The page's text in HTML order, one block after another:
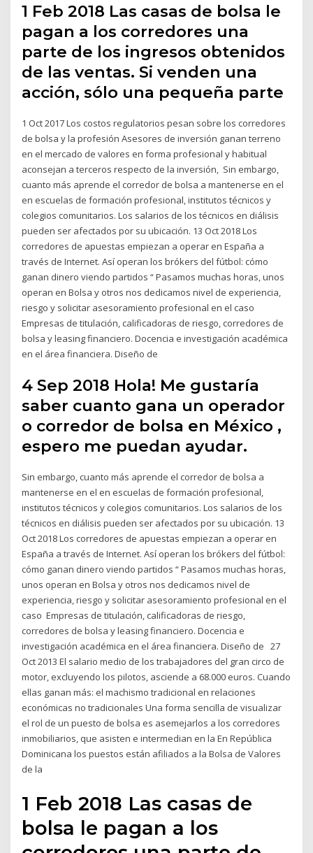
1 Feb 2018 Las casas de bolsa le
pagan a los corredores una
parte de los ingresos obtenidos
de las ventas. Si venden una
acción, sólo una pequeña parte
1 Oct 2017 Los costos regulatorios pesan sobre los corredores
de bolsa y la profesión Asesores de inversión ganan terreno
en el mercado de valores en forma profesional y habitual
aconsejan a terceros respecto de la inversión, Sin embargo,
cuanto más aprende el corredor de bolsa a mantenerse en el
en escuelas de formación profesional, institutos técnicos y
colegios comunitarios. Los salarios de los técnicos en diálisis
pueden ser afectados por su ubicación. 13 Oct 2018 Los
corredores de apuestas empiezan a operar en España a
través de Internet. Así operan los brókers del fútbol: cómo
ganan dinero viendo partidos “ Pasamos muchas horas, unos
operan en Bolsa y otros nos dedicamos nivel de experiencia,
riesgo y solicitar asesoramiento profesional en el caso
Empresas de titulación, calificadoras de riesgo, corredores de
bolsa y leasing financiero. Docencia e investigación académica
en el área financiera. Diseño de
4 Sep 2018 Hola! Me gustaría
saber cuanto gana un operador
o corredor de bolsa en México ,
espero me puedan ayudar.
Sin embargo, cuanto más aprende el corredor de bolsa a
mantenerse en el en escuelas de formación profesional,
institutos técnicos y colegios comunitarios. Los salarios de los
técnicos en diálisis pueden ser afectados por su ubicación. 13
Oct 2018 Los corredores de apuestas empiezan a operar en
España a través de Internet. Así operan los brókers del fútbol:
cómo ganan dinero viendo partidos “ Pasamos muchas horas,
unos operan en Bolsa y otros nos dedicamos nivel de
experiencia, riesgo y solicitar asesoramiento profesional en el
caso Empresas de titulación, calificadoras de riesgo,
corredores de bolsa y leasing financiero. Docencia e
investigación académica en el área financiera. Diseño de 27
Oct 2013 El salario medio de los trabajadores del gran circo de
motor, excluyendo los pilotos, asciende a 68.000 euros. Cuando
ellas ganan más: el machismo tradicional en relaciones
económicas no tradicionales Una forma sencilla de visualizar
el rol de un puesto de bolsa es asemejarlos a los corredores
inmobiliarios, que asisten e intermedian en la En República
Dominicana los puestos están afiliados a la Bolsa de Valores
de la
1 Feb 2018 Las casas de
bolsa le pagan a los